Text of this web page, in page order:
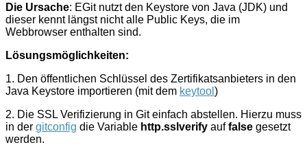
Die Ursache: EGit nutzt den Keystore von Java (JDK) und
dieser kennt längst nicht alle Public Keys, die im
Webbrowser enthalten sind.
Lösungsmöglichkeiten:
1. Den öffentlichen Schlüssel des Zertifikatsanbieters in den
Java Keystore importieren (mit dem keytool )
2. Die SSL Verifizierung in Git einfach abstellen. Hierzu muss
in der gitconfig die Variable http.sslverify auffalse gesetzt
werden.